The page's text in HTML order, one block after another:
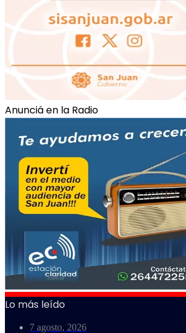
Anunciá en la Radio
Lo más leído
7 agosto, 2026